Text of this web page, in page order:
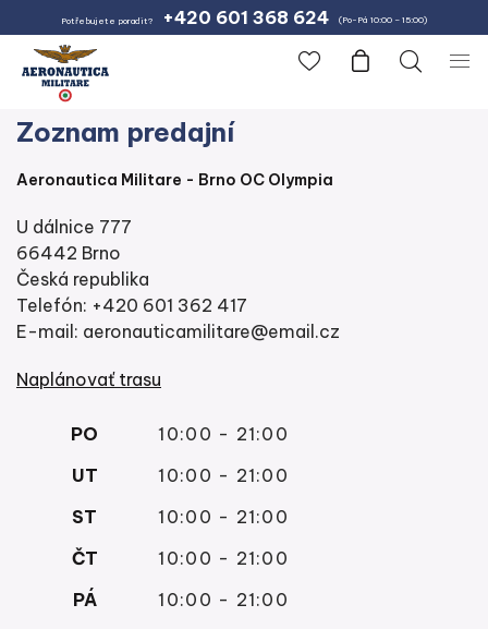
Zoznam predajní
Aeronautica Militare - Brno OC Olympia
U dálnice 777
66442 Brno
Česká republika
Telefón: +420 601 362 417
E-mail: aeronauticamilitare@email.cz
Naplánovať trasu
PO
10:00 - 21:00
UT
10:00 - 21:00
ST
10:00 - 21:00
ČT
10:00 - 21:00
PÁ
10:00 - 21:00
Potřebujete poradit? +420 601 368 624 (Po-Pá 10:00 – 15:00)